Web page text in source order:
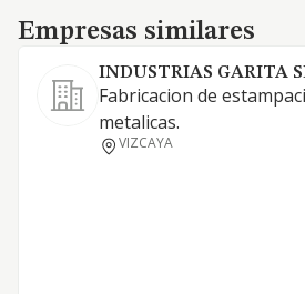
Empresas similares
Empresas similares
INDUSTRIAS GARITA
Fabricacion de
metalicas.
VIZCAYA